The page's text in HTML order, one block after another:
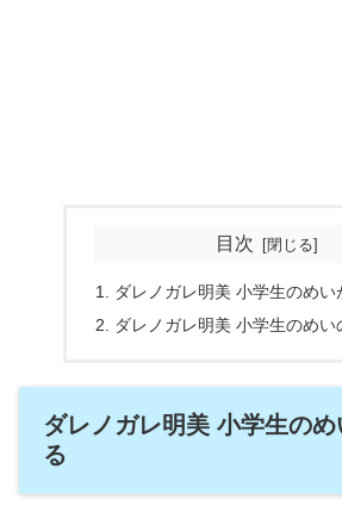
目次
ダレノガレ明美 小学生のめい
ダレノガレ明美 小学生のめい
ダレノガレ明美 小学生の
る